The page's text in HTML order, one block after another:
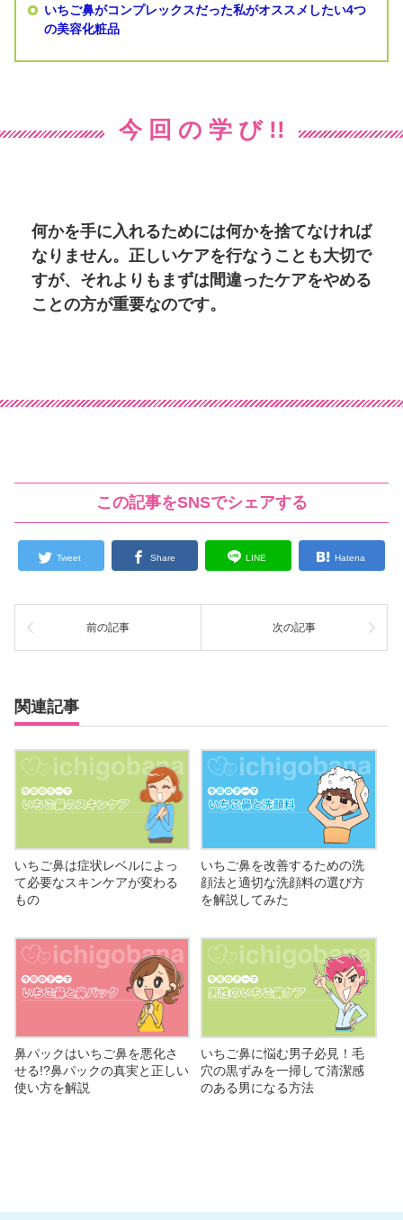
いちご鼻がコンプレックスだった私がオススメしたい4つ
の美容化粧品
今 回 の 学 び !!
何かを手に入れるためには何かを捨てなければ
なりません。正しいケアを行なうことも大切で
すが、それよりもまずは間違ったケアをやめる
ことの方が重要なのです。
この記事をSNSでシェアする
Tweet Share LINE Hatena
前の記事 次の記事
関連記事
いちご鼻は症状レベルによっ
て必要なスキンケアが変わる
もの
いちご鼻を改善するための洗
顔法と適切な洗顔料の選び方
を解説してみた
鼻パックはいちご鼻を悪化さ
せる!?鼻パックの真実と正しい
使い方を解説
いちご鼻に悩む男子必見！毛
穴の黒ずみを一掃して清潔感
のある男になる方法